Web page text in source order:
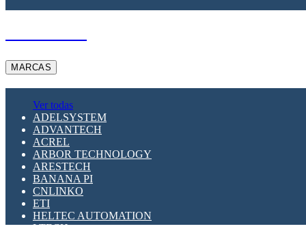
MARCAS
Ver todas
ADELSYSTEM
ADVANTECH
ACREL
ARBOR TECHNOLOGY
ARESTECH
BANANA PI
CNLINKO
ETI
HELTEC AUTOMATION
LTECH